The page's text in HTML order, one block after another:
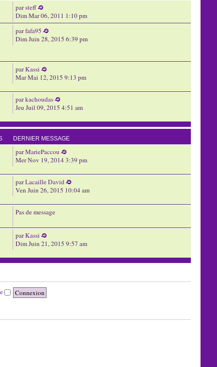
parsteff
Dim Mar 06, 2011 1:10 pm
parfafa95
Dim Juin 28, 2015 6:39 pm
parKassi
Mar Mai 12, 2015 9:13 pm
parkachoudas
Jeu Juil 09, 2015 4:51 am
DERNIER MESSAGE
parMariePaccou
Mer Nov 19, 2014 3:39 pm
parLacaille David
Ven Juin 26, 2015 10:04 am
Pas de message
parKassi
Dim Juin 21, 2015 9:57 am